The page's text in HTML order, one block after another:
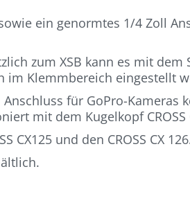
ein genormtes 1/4 Zoll
zum XSB kann es mit dem
im Klemmbereich eingestellt
für GoPro-Kameras
mit dem Kugelkopf CROSS
CX125 und den CROSS CX